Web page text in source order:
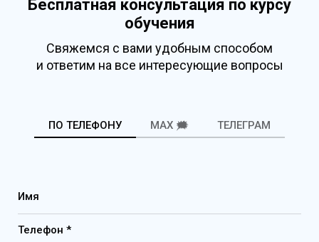
Бесплатная консультация по курсу
обучения
Свяжемся с вами удобным способом
и ответим на все интересующие вопросы
ПО ТЕЛЕФОНУ MAX 🗯️ ТЕЛЕГРАМ
Имя
Телефон *